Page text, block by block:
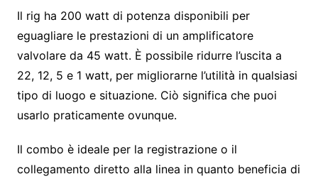
Il rig ha 200 watt di potenza disponibili per
eguagliare le prestazioni di un amplificatore
valvolare da 45 watt. È possibile ridurre l’uscita a
22, 12, 5 e 1 watt, per migliorarne l’utilità in qualsiasi
tipo di luogo e situazione. Ciò significa che puoi
usarlo praticamente ovunque.
Il combo è ideale per la registrazione o il
collegamento diretto alla linea in quanto beneficia di